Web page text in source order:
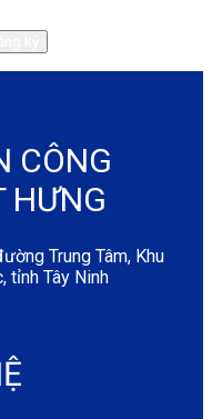
CÔNG
HƯNG
Trung Tâm, Khu
tỉnh Tây Ninh